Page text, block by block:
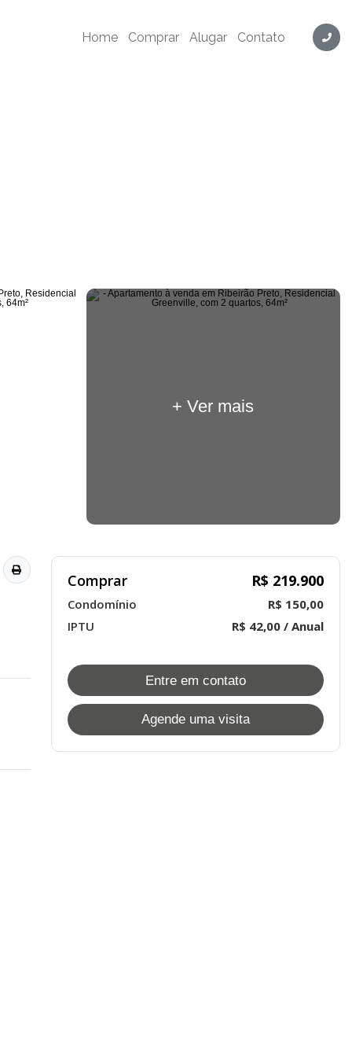
Home Comprar Alugar Contato
+ Ver mais
Comprar R$ 219.900
Condomínio
R$ 150,00
IPTU
R$ 42,00 / Anual
Entre em contato
Agende uma visita